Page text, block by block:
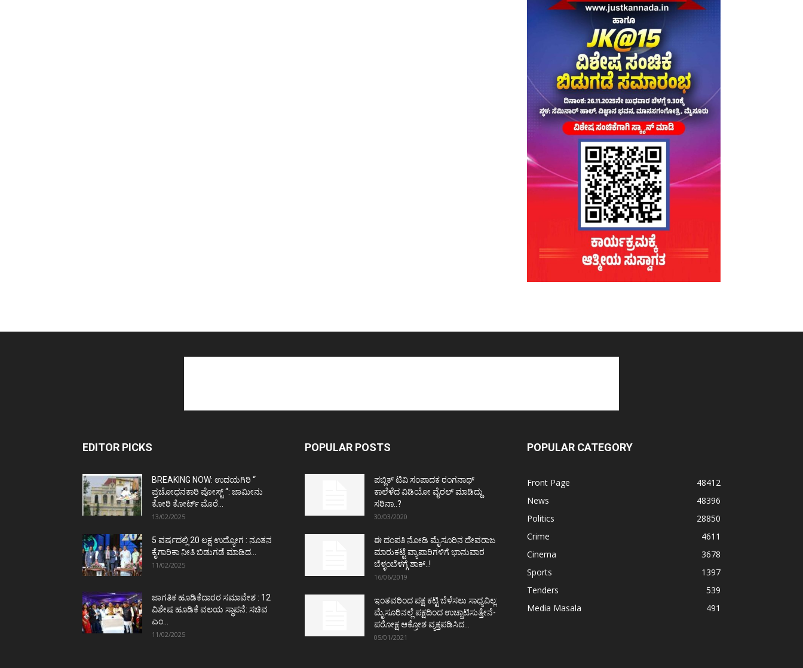
EDITOR PICKS
BREAKING NOW: ಉದಯಗಿರಿ “
ಪ್ರಚೋಧನಕಾರಿ ಪೋಸ್ಟ್‌ “: ಜಾಮೀನು
ಕೋರಿ ಕೋರ್ಟ್‌ ಮೊರೆ...
13/02/2025
5 ವರ್ಷದಲ್ಲಿ 20 ಲಕ್ಷ ಉದ್ಯೋಗ : ನೂತನ
ಕೈಗಾರಿಕಾ ನೀತಿ ಬಿಡುಗಡೆ ಮಾಡಿದ...
11/02/2025
ಜಾಗತಿಕ ಹೂಡಿಕೆದಾರರ ಸಮಾವೇಶ : 12
ವಿಶೇಷ ಹೂಡಿಕೆ ವಲಯ ಸ್ಥಾಪನೆ: ಸಚಿವ
ಎಂ...
11/02/2025
POPULAR POSTS
ಪಬ್ಲಿಕ್ ಟಿವಿ ಸಂಪಾದಕ ರಂಗನಾಥ್
ಕಾಲೆಳೆದ ವಿಡಿಯೋ ವೈರಲ್ ಮಾಡಿದ್ದು
ಸರಿನಾ..?
30/03/2020
ಈ ದಂಪತಿ ನೋಡಿ ಮೈಸೂರಿನ ದೇವರಾಜ
ಮಾರುಕಟ್ಟೆ ವ್ಯಾಪಾರಿಗಳಿಗೆ ಭಾನುವಾರ
ಬೆಳ್ಳಂಬೆಳಗ್ಗೆ ಶಾಕ್..!
16/06/2019
ಇಂತವರಿಂದ ಪಕ್ಷ ಕಟ್ಟಿ ಬೆಳೆಸಲು ಸಾಧ್ಯವಿಲ್ಲ:
ಮೈಸೂರಿನಲ್ಲೆ ಪಕ್ಷದಿಂದ ಉಚ್ಚಾಟಿಸುತ್ತೇನೆ-
ಪರೋಕ್ಷ ಆಕ್ರೋಶ ವ್ಯಕ್ತಪಡಿಸಿದ...
05/01/2021
POPULAR CATEGORY
Front Page
48412
News
48396
Politics
28850
Crime
4611
Cinema
3678
Sports
1397
Tenders
539
Media Masala
491